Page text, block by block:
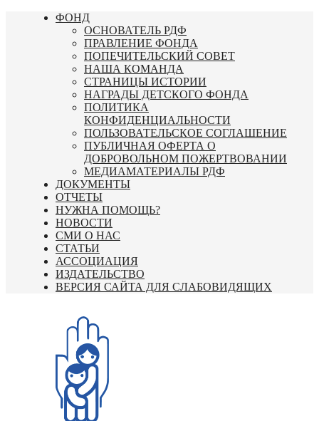
Перейти
ФОНД
ОСНОВАТЕЛЬ РДФ
ПРАВЛЕНИЕ ФОНДА
ПОПЕЧИТЕЛЬСКИЙ СОВЕТ
НАША КОМАНДА
СТРАНИЦЫ ИСТОРИИ
НАГРАДЫ ДЕТСКОГО ФОНДА
ПОЛИТИКА
КОНФИДЕНЦИАЛЬНОСТИ
ПОЛЬЗОВАТЕЛЬСКОЕ СОГЛАШЕНИЕ
ПУБЛИЧНАЯ ОФЕРТА О
ДОБРОВОЛЬНОМ ПОЖЕРТВОВАНИИ
МЕДИАМАТЕРИАЛЫ РДФ
ДОКУМЕНТЫ
ОТЧЕТЫ
НУЖНА ПОМОЩЬ?
НОВОСТИ
СМИ О НАС
СТАТЬИ
АССОЦИАЦИЯ
ИЗДАТЕЛЬСТВО
ВЕРСИЯ САЙТА ДЛЯ СЛАБОВИДЯЩИХ